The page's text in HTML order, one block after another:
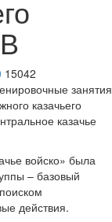
15042
занятия
казачьего
казачье
войско» была
– базовый
действия.